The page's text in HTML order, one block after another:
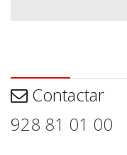
Contactar
928 81 01 00